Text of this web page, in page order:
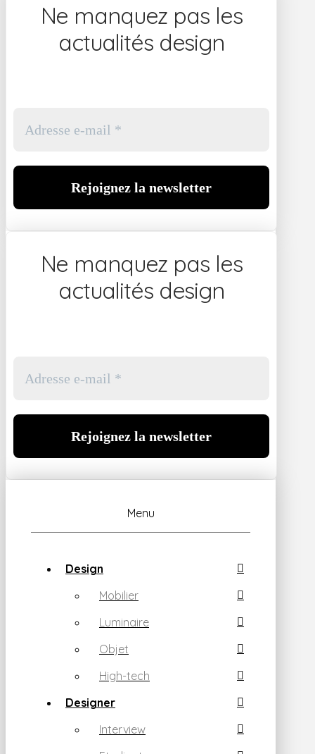
Ne manquez pas les
actualités design
Ne manquez pas les
actualités design
Menu
Design
Mobilier
Luminaire
Objet
High-tech
Designer
Interview